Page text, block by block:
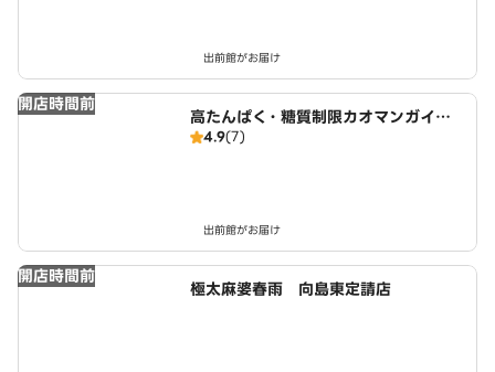
出前館がお届け
開店時間前
高たんぱく・糖質制限カオマンガイ
東京鶏飯食堂 伏見向島店
4.9(7)
出前館がお届け
開店時間前
極太麻婆春雨 向島東定請店